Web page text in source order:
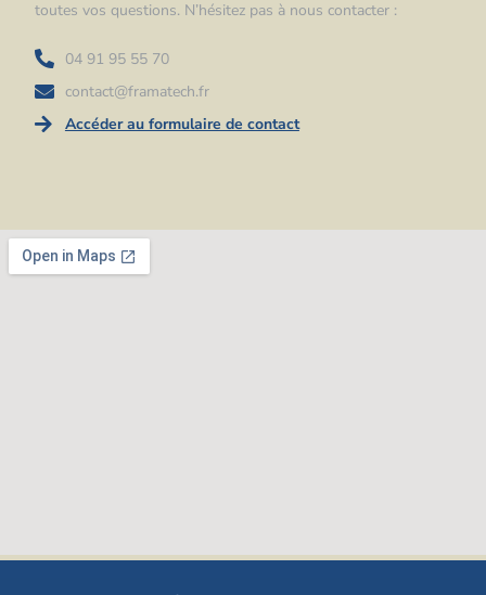
toutes vos questions. N’hésitez pas à nous contacter :
04 91 95 55 70
contact@framatech.fr
Accéder au formulaire de contact